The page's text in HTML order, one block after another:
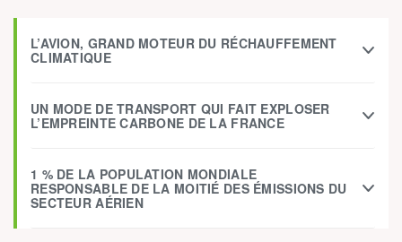
L’AVION, GRAND MOTEUR DU RÉCHAUFFEMENT
CLIMATIQUE
UN MODE DE TRANSPORT QUI FAIT EXPLOSER
L’EMPREINTE CARBONE DE LA FRANCE
1 % DE LA POPULATION MONDIALE
RESPONSABLE DE LA MOITIÉ DES ÉMISSIONS DU
SECTEUR AÉRIEN